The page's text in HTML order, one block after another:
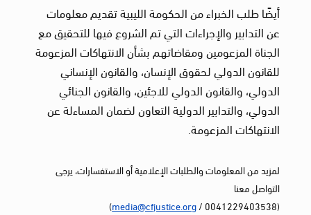
أيضًا طلب الخبراء من الحكومة الليبية تقديم معلومات
عن التدابير والإجراءات التي تم الشروع فيها للتحقيق مع
الجناة المزعومين ومقاضاتهم بشأن الانتهاكات المزعومة
للقانون الدولي لحقوق الإنسان، والقانون الإنساني
الدولي، والقانون الدولي للاجئين، والقانون الجنائي
الدولي، والتدابير الدولية التعاون لضمان المساءلة عن
الانتهاكات المزعومة.
لمزيد من المعلومات والطلبات الإعلامية أو الاستفسارات، يرجى
التواصل معنا
(0041229403538 /
media@cfjustice.org
)